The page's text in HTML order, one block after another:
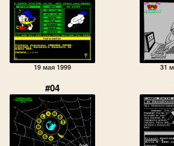
19 мая 1999 31
#04